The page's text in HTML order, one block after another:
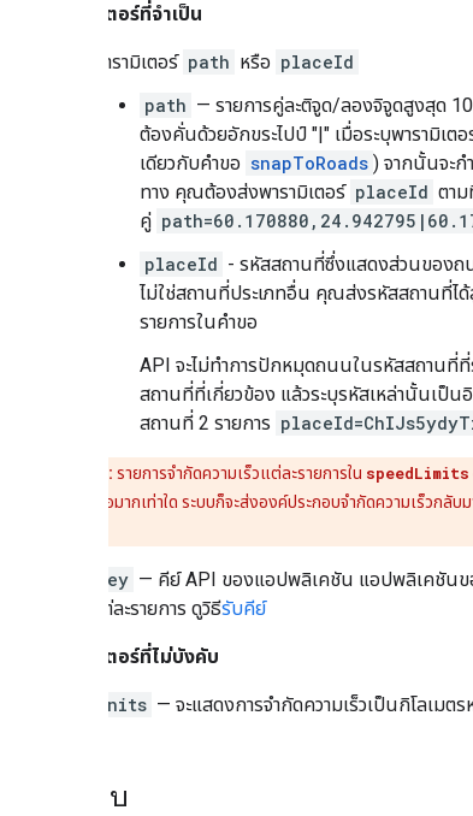
พารามิเตอร์ที่จำเป็น
พารามิเตอร์ path หรือ placeId
path — รายการคู่ละติจูด/ลองจิจูดสูงสุด
ต้องคั่นด้วยอักขระไปป์ "|" เมื่อระบุพารามิเตอ
เดียวกับคำขอ snapToRoads ) จากนั้นจะก
ทาง คุณต้องส่งพารามิเตอร์ placeId ตาม
คู่
placeId - รหัสสถานที่ซึ่งแสดงส่วนของถ
ไม่ใช่สถานที่ประเภทอื่น คุณส่งรหัสสถานที่ได้
รายการในคำขอ
API จะไม่ทำการปักหมุดถนนในรหัสสถานที่
สถานที่ที่เกี่ยวข้อง แล้วระบุรหัสเหล่านั้นเป็น
สถานที่ 2 รายการ
ข้อควรระวัง: รายการจำกัดความเร็วแต่ละรายการใน speedLimits
ในคำขอมากเท่าใด ระบบก็จะส่งองค์ประกอบจำกัดความเร็วก
key — คีย์ API ของแอปพลิเคชัน แอปพลิเคชัน
แต่ละรายการ ดูวิธีรับคีย์
พารามิเตอร์ที่ไม่บังคับ
units — จะแสดงการจำกัดความเร็วเป็นกิโลเมต
คำตอบ